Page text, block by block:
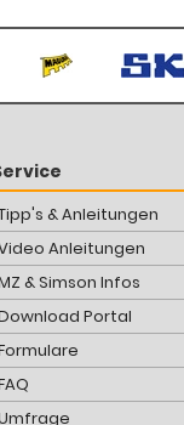
& Anleitungen
Anleitungen
& Simson Infos
Portal